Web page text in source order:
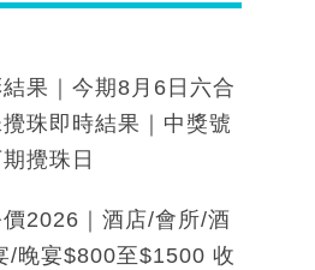
果｜今期8月6日六合
珠即時結果｜中獎號
攪珠日
價2026｜酒店/會所/酒
/晚宴$800至$1500 收